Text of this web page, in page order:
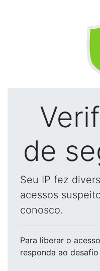
de
Seu IP fez
acessos
conosco.
Para liberar o acesso
responda ao